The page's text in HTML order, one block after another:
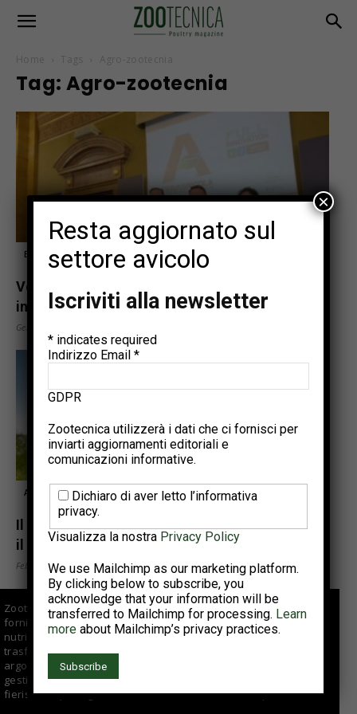
Home Tags Agro-zootecnia
Tag: Agro-zootecnia
Eventi
Verso la 117ª edizione della rassegna
internazionale di agricoltura (4-7 febbraio)
Gennaio 27, 2026
Altro
Il settore agro-zootecnico in Italia incide per
il 7,1% sulle emissioni...
Febbraio 23, 2022
Zootecnica.it è il sito specializzato sul settore avicolo che
fornisce informazioni di qualità per aziende di selezione,
nutrizionisti, veterinari, allevatori e centri di macellazione e
trasformazione. Offre approfondimenti e articoli su vari
argomenti fra cui tendenze di mercato, buone pratiche di
gestione e suggerimenti tecnici; si occupa anche di eventi
fieristici, reportage e interviste ad aziende del comparto.
Resta aggiornato sul
settore avicolo
Iscriviti alla newsletter
* indicates required
Indirizzo Email *
GDPR
Zootecnica utilizzerà i dati che ci fornisci per
inviarti aggiornamenti editoriali e
comunicazioni informative.
Dichiaro di aver letto l’informativa
privacy.
Visualizza la nostra Privacy Policy
We use Mailchimp as our marketing platform.
By clicking below to subscribe, you
acknowledge that your information will be
transferred to Mailchimp for processing. Learn
more about Mailchimp’s privacy practices.
×